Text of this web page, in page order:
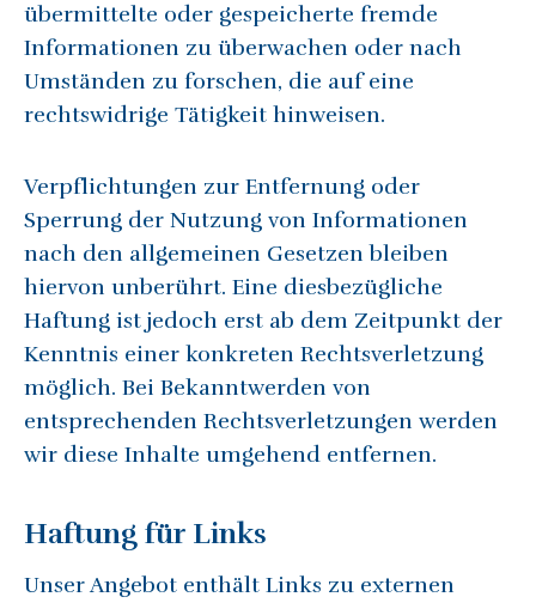
übermittelte oder gespeicherte fremde
Informationen zu überwachen oder nach
Umständen zu forschen, die auf eine
rechtswidrige Tätigkeit hinweisen.
Verpflichtungen zur Entfernung oder
Sperrung der Nutzung von Informationen
nach den allgemeinen Gesetzen bleiben
hiervon unberührt. Eine diesbezügliche
Haftung ist jedoch erst ab dem Zeitpunkt der
Kenntnis einer konkreten Rechtsverletzung
möglich. Bei Bekanntwerden von
entsprechenden Rechtsverletzungen werden
wir diese Inhalte umgehend entfernen.
Haftung für Links
Unser Angebot enthält Links zu externen